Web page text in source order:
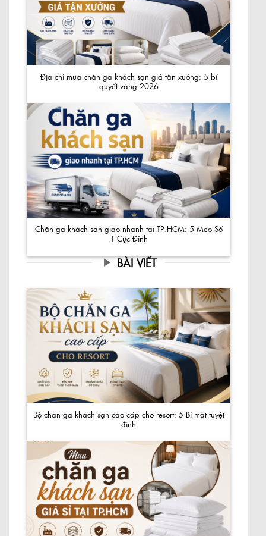
Địa chỉ mua chăn ga khách sạn giá tận xưởng: 5 bí
quyết vàng 2026
Chăn ga khách sạn giao nhanh tại TP.HCM: 5 Mẹo Số
1 Cực Đỉnh
BÀI VIẾT
Bộ chăn ga khách sạn cao cấp cho resort: 5 Bí mật tuyệt
đỉnh